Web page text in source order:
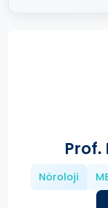
Prof.
Nöroloji